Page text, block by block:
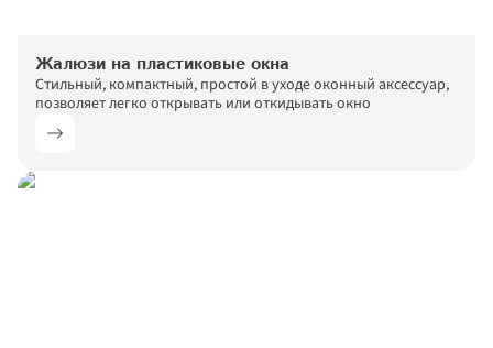
Жалюзи на пластиковые окна
Стильный, компактный, простой в уходе оконный аксессуар,
позволяет легко открывать или откидывать окно